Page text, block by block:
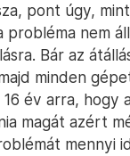
pont úgy,
probléma nem
Bár az
minden
év arra, hogy
magát azért
mennyi